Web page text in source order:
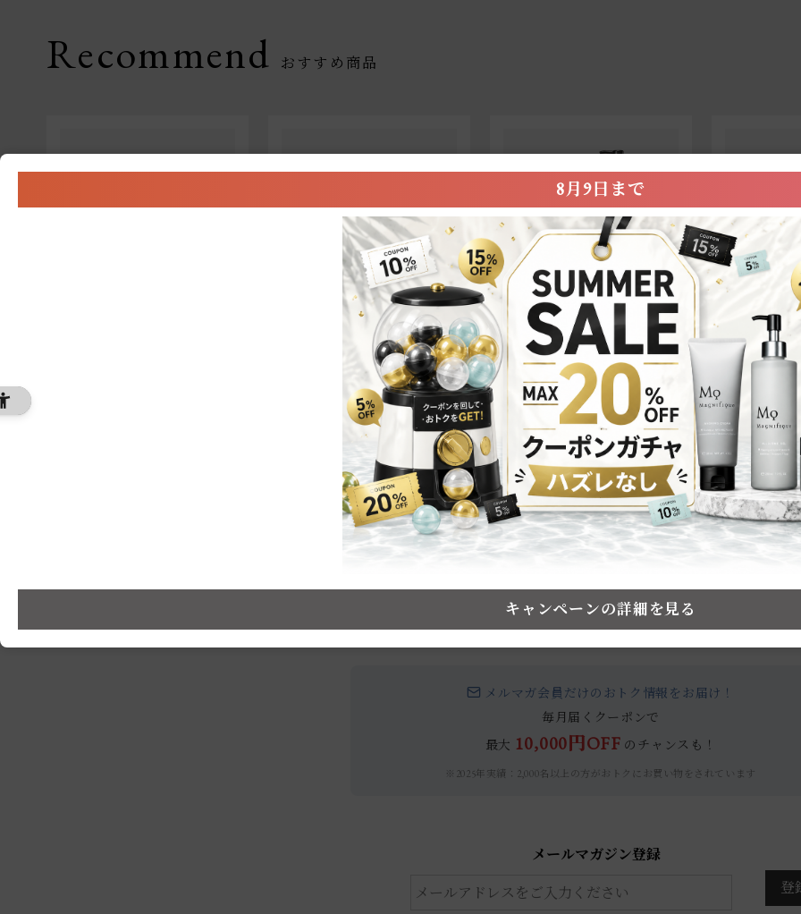
Recommend
薬用スカルプケアシャンプー
つめかえ2点セット
8,800円（税込）
セット商品
【定期便】
これだけでスキンケア完了！
２点セット
4,070円（税込）
ヘアケア
SCALP
Refill＞
4,400円（
メルマガ会員だけのおトク情報をお届け！
毎月届くクーポンで
最大 10,000円OFF のチャンスも！
※2025年実績：2,000名以上の方がおトクにお買い物をされています
メールマガジン登録
登
8月9日まで
キャンペーンの詳細を見る